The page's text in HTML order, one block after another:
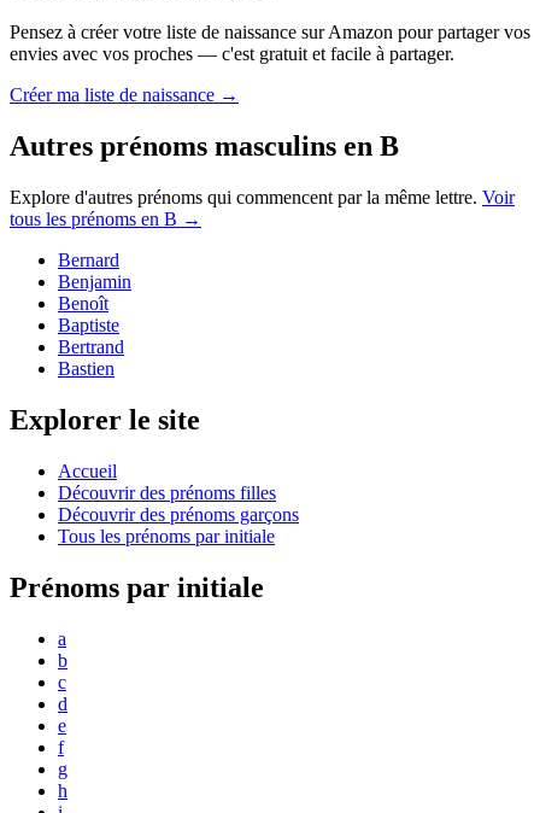
Pensez à créer votre liste de naissance sur Amazon pour partager vos
envies avec vos proches — c'est gratuit et facile à partager.
Créer ma liste de naissance →
Autres prénoms masculins en B
Explore d'autres prénoms qui commencent par la même lettre. Voir
tous les prénoms en B →
Bernard
Benjamin
Benoît
Baptiste
Bertrand
Bastien
Explorer le site
Accueil
Découvrir des prénoms filles
Découvrir des prénoms garçons
Tous les prénoms par initiale
Prénoms par initiale
a
b
c
d
e
f
g
h